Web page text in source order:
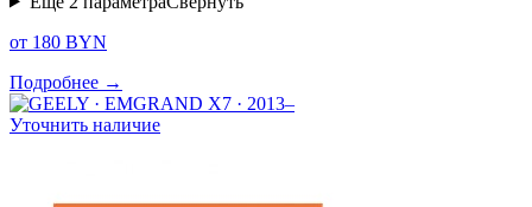
от 180 BYN
Подробнее →
Уточнить наличие